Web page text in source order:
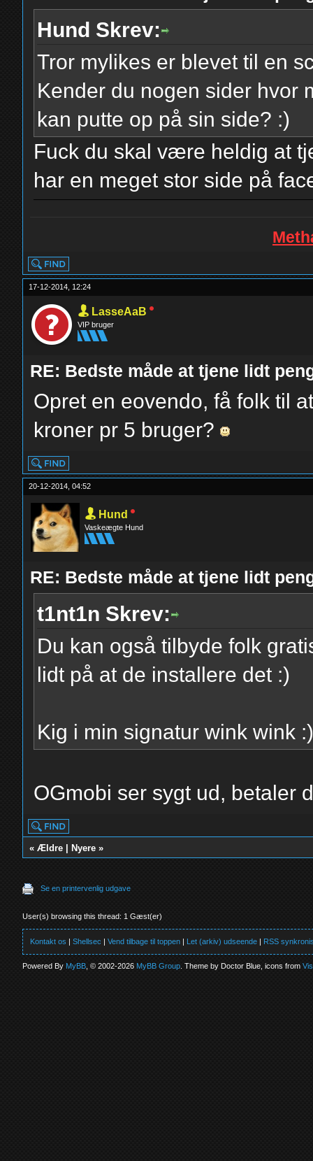
Hund Skrev:
Tror mylikes er blevet til en
Kender du nogen sider hvor
kan putte op på sin side? :)
Fuck du skal være heldig at
har en meget stor side på
17-12-2014, 12:24
LasseAaB
VIP bruger
RE: Bedste måde at tjene lidt
Opret en eovendo, få folk til
kroner pr 5 bruger?
20-12-2014, 04:52
Hund
Vaskeægte Hund
RE: Bedste måde at tjene lidt
t1nt1n Skrev:
Du kan også tilbyde folk
lidt på at de installere det :)
Kig i min signatur wink wink
OGmobi ser sygt ud, betaler
«Ældre Nyere »
Se en printervenlig udgave
User(s) browsing this thread: 1 Gæst(er)
Kontakt os |Shellsec |Vend tilbage til toppen | Let (arkiv) udseende | RSS
Powered ByMyBB , © 2002-2026MyBB Group . Theme by Doctor Blue, icons from